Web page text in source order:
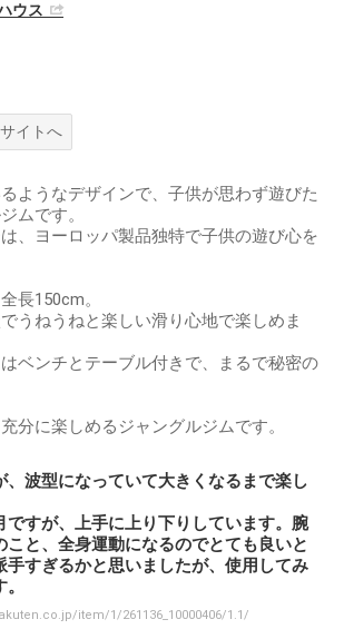
ウス
イトへ
ようなデザインで、子供が思わず遊びた
ムです。
、ヨーロッパ製品独特で子供の遊び心を
長150cm。
うねうねと楽しい滑り心地で楽しめま
ベンチとテーブル付きで、まるで秘密の
分に楽しめるジャングルジムです。
、波型になっていて大きくなるまで楽し
ですが、上手に上り下りしています。腕
こと、全身運動になるのでとても良いと
手すぎるかと思いましたが、使用してみ
item/1/261136_10000406/1.1/